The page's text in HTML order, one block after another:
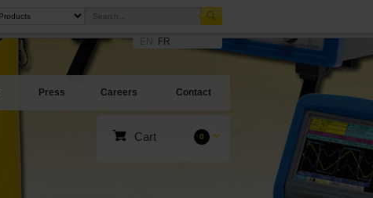
FR
Press Careers Contact
Cart 0